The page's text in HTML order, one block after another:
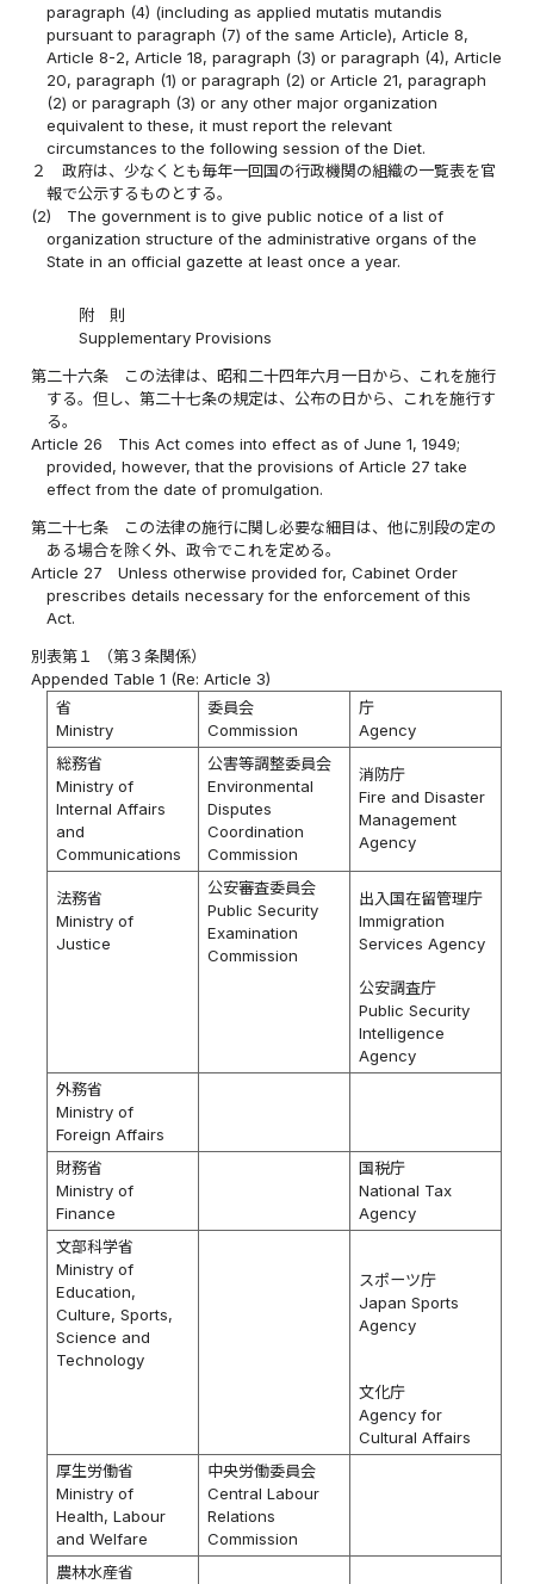
paragraph (4) (including as applied mutatis mutandis
pursuant to paragraph (7) of the same Article), Article 8,
Article 8-2, Article 18, paragraph (3) or paragraph (4), Article
20, paragraph (1) or paragraph (2) or Article 21, paragraph
(2) or paragraph (3) or any other major organization
equivalent to these, it must report the relevant
circumstances to the following session of the Diet.
２
政府は、少なくとも毎年一回国の行政機関の組織の一覧表を官
報で公示するものとする。
(2)
The government is to give public notice of a list of
organization structure of the administrative organs of the
State in an official gazette at least once a year.
附 則
Supplementary Provisions
第二十六条
この法律は、昭和二十四年六月一日から、これを施行
する。但し、第二十七条の規定は、公布の日から、これを施行す
る。
Article 26
This Act comes into effect as of June 1, 1949;
provided, however, that the provisions of Article 27 take
effect from the date of promulgation.
第二十七条
この法律の施行に関し必要な細目は、他に別段の定の
ある場合を除く外、政令でこれを定める。
Article 27
Unless otherwise provided for, Cabinet Order
prescribes details necessary for the enforcement of this
Act.
別表第１
（第３条関係）
Appended Table 1 (Re: Article 3)
省
Ministry
委員会
Commission
庁
Agency
総務省
Ministry of
Internal Affairs
and
Communications
公害等調整委員会
Environmental
Disputes
Coordination
Commission
消防庁
Fire and Disaster
Management
Agency
法務省
Ministry of
Justice
公安審査委員会
Public Security
Examination
Commission
出入国在留管理庁
Immigration
Services Agency
公安調査庁
Public Security
Intelligence
Agency
外務省
Ministry of
Foreign Affairs
財務省
Ministry of
Finance
国税庁
National Tax
Agency
文部科学省
Ministry of
Education,
Culture, Sports,
Science and
Technology
スポーツ庁
Japan Sports
Agency
文化庁
Agency for
Cultural Affairs
厚生労働省
Ministry of
Health, Labour
and Welfare
中央労働委員会
Central Labour
Relations
Commission
農林水産省